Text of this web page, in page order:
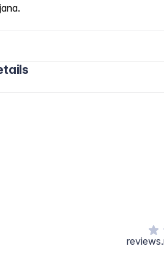
prianja uz kožu i da se ne pomiče.